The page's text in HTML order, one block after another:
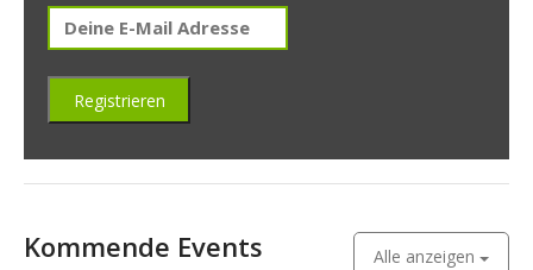
Kommende Events Alle anzeigen